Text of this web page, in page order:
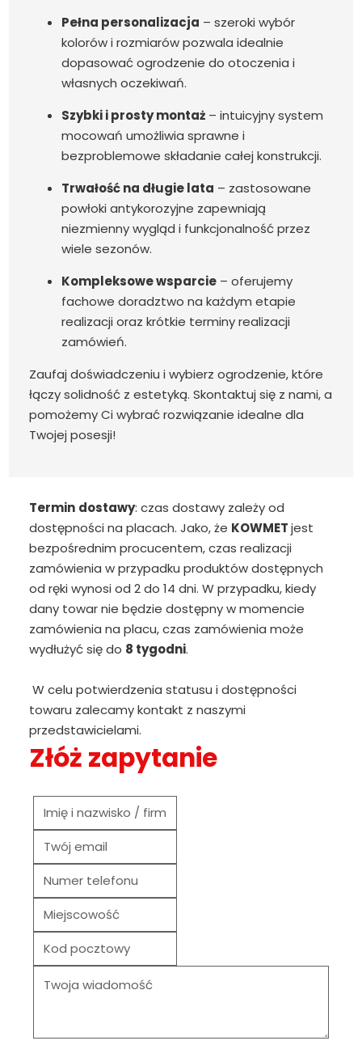
Pełna personalizacja – szeroki wybór
kolorów i rozmiarów pozwala idealnie
dopasować ogrodzenie do otoczenia i
własnych oczekiwań.
Szybki i prosty montaż – intuicyjny system
mocowań umożliwia sprawne i
bezproblemowe składanie całej konstrukcji.
Trwałość na długie lata – zastosowane
powłoki antykorozyjne zapewniają
niezmienny wygląd i funkcjonalność przez
wiele sezonów.
Kompleksowe wsparcie – oferujemy
fachowe doradztwo na każdym etapie
realizacji oraz krótkie terminy realizacji
zamówień.
Zaufaj doświadczeniu i wybierz ogrodzenie, które
łączy solidność z estetyką. Skontaktuj się z nami, a
pomożemy Ci wybrać rozwiązanie idealne dla
Twojej posesji!
Termin dostawy: czas dostawy zależy od
dostępności na placach. Jako, że KOWMETjest
bezpośrednim procucentem, czas realizacji
zamówienia w przypadku produktów dostępnych
od ręki wynosi od 2 do 14 dni. W przypadku, kiedy
dany towar nie będzie dostępny w momencie
zamówienia na placu, czas zamówienia może
wydłużyć się do 8 tygodni.
W celu potwierdzenia statusu i dostępności
towaru zalecamy kontakt z naszymi
przedstawicielami.
Złóż zapytanie